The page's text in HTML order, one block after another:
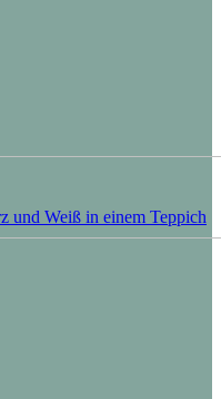
und Weiß in einem Teppich